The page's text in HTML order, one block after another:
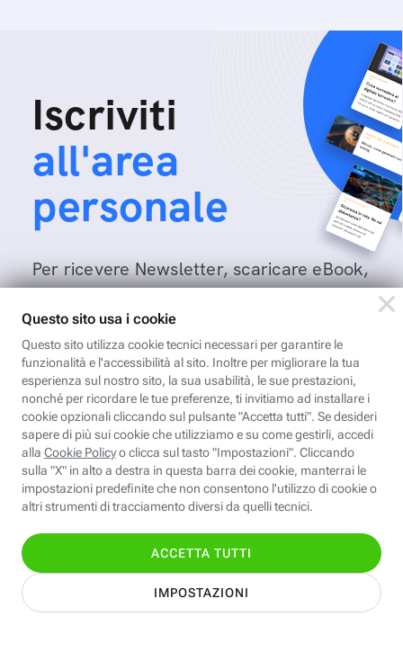
Iscriviti
all'area
personale
Per ricevere Newsletter, scaricare eBook,
creare playlist vocali e accedere ai corsi
della Fastweb Digital Academy a te
dedicati.
Leggi l'informativa
Nome
Indirizzo email